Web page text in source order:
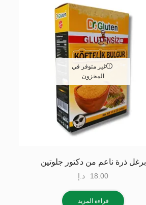
غير متوفر في
المخزون
برغل ذرة ناعم من دكتور جلوتين
18.00 د.إ
قراءة المزيد